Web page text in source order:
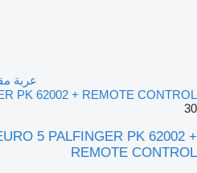
PK 62002 + REMOTE CONTROL
30
5 PALFINGER PK 62002 +
REMOTE CONTROL